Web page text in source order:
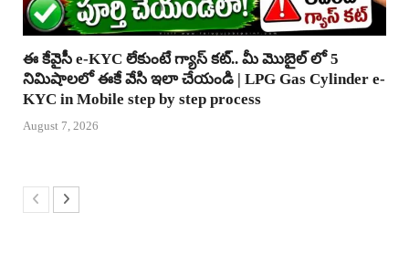
ఈ కేవైసీ e-KYC లేకుంటే గ్యాస్ కట్.. మీ మొబైల్ లో 5
నిమిషాలలో ఈకే వేసి ఇలా చేయండి | LPG Gas Cylinder e-
KYC in Mobile step by step process
August 7, 2026